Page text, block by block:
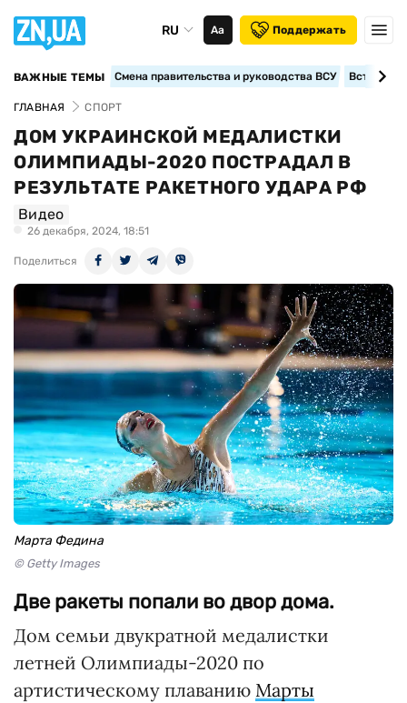
RU Аа Поддержать
ВАЖНЫЕ ТЕМЫ Смена правительства и руководства ВСУ
ГЛАВНАЯ СПОРТ
ДОМ УКРАИНСКОЙ МЕДАЛИСТКИ
ОЛИМПИАДЫ-2020 ПОСТРАДАЛ В
РЕЗУЛЬТАТЕ РАКЕТНОГО УДАРА РФ
Видео
26 декабря, 2024, 18:51
Поделиться
Марта Федина
© Getty Images
Две ракеты попали во двор дома.
Дом семьи двукратной медалистки
летней Олимпиады-2020 по
артистическому плаванию Марты